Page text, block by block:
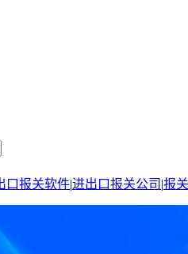
口报关软件|进出口报关公司 |报